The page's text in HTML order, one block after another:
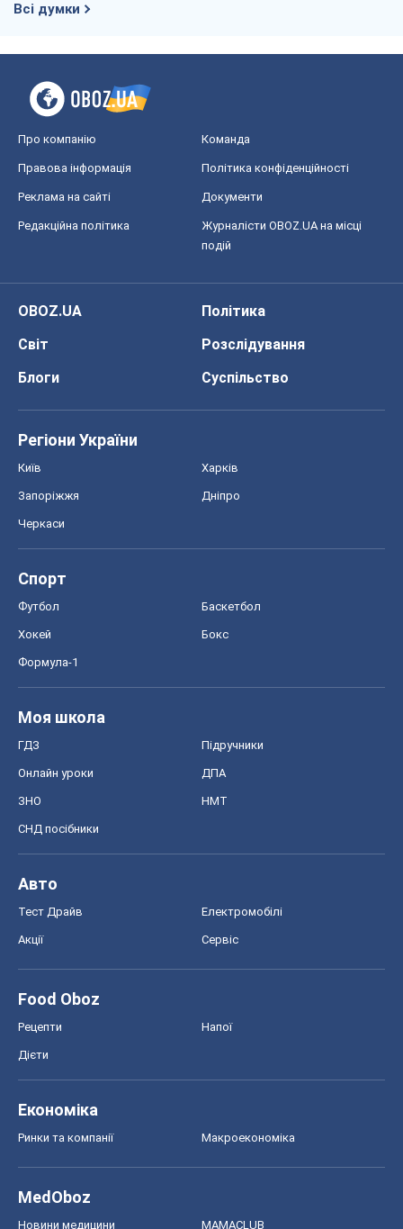
Всі думки
Про компанію Команда
Правова інформація Політика конфіденційності
Реклама на сайті Документи
Редакційна політика
Журналісти OBOZ.UA на місці
подій
OBOZ.UA
Політика
Світ
Розслідування
Блоги
Суспільство
Регіони України
Київ Харків
Запоріжжя Дніпро
Черкаси
Спорт
Футбол Баскетбол
Хокей Бокс
Формула-1
Моя школа
ГДЗ Підручники
Онлайн уроки ДПА
ЗНО НМТ
СНД посібники
Авто
Тест Драйв Електромобілі
Акції Сервіс
Food Oboz
Рецепти Напої
Дієти
Економіка
Ринки та компанії Макроекономіка
MedOboz
Новини медицини MAMACLUB